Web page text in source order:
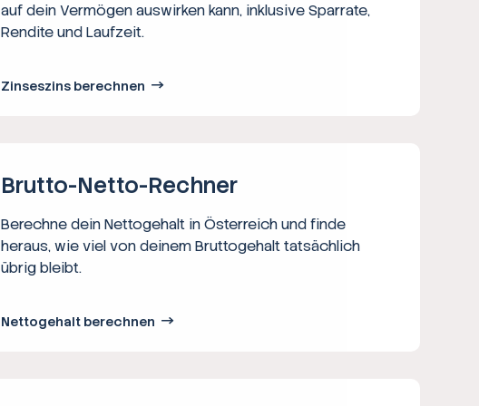
auf dein Vermögen auswirken kann, inklusive Sparrate,
Rendite und Laufzeit.
Zinseszins berechnen
Brutto-Netto-­Rechner
Berechne dein Nettogehalt in Österreich und finde
heraus, wie viel von deinem Bruttogehalt tatsächlich
übrig bleibt.
Nettogehalt berechnen